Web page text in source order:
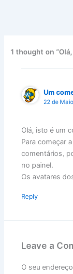
1 thought on
Um
22 de
Olá, isto é um
Para começar
comentários,
no painel.
Os avatares
Reply
Leave a
O seu